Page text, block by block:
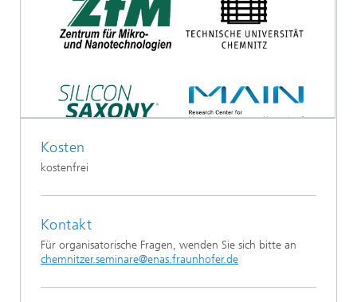
Kosten
kostenfrei
Kontakt
Für organisatorische Fragen, wenden Sie sich bitte an
chemnitzer.seminare@enas.fraunhofer.de